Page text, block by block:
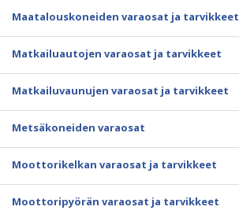
Maatalouskoneiden varaosat ja tarvikkeet
Matkailuautojen varaosat ja tarvikkeet
Matkailuvaunujen varaosat ja tarvikkeet
Metsäkoneiden varaosat
Moottorikelkan varaosat ja tarvikkeet
Moottoripyörän varaosat ja tarvikkeet